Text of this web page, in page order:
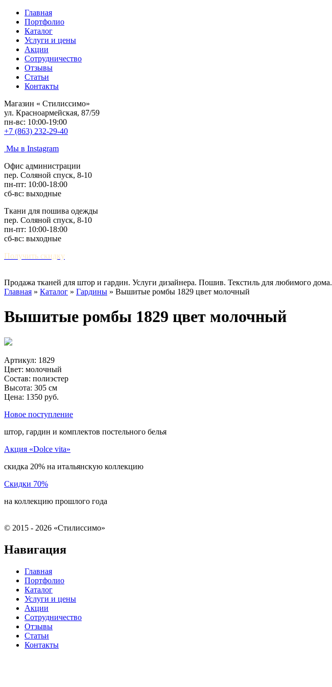
Главная
Портфолио
Каталог
Услуги и цены
Акции
Сотрудничество
Отзывы
Статьи
Контакты
Магазин « Стилиссимо»
ул. Красноармейская, 87/59
пн-вс: 10:00-19:00
+7 (863) 232-29-40
Мы в Instagram
Офис администрации
пер. Соляной спуск, 8-10
пн-пт: 10:00-18:00
сб-вс: выходные
Ткани для пошива одежды
пер. Соляной спуск, 8-10
пн-пт: 10:00-18:00
сб-вс: выходные
Получить скидку
Продажа тканей для штор и гардин. Услуги дизайнера. Пошив. Текстиль для любимого дома.
Главная » Каталог » Гардины » Вышитые ромбы 1829 цвет молочный
Вышитые ромбы 1829 цвет молочный
Артикул: 1829
Цвет: молочный
Состав: полиэстер
Высота: 305 см
Цена: 1350 руб.
Новое поступление
штор, гардин и комплектов постельного белья
Акция «Dolce vita»
скидка 20% на итальянскую коллекцию
Скидки 70%
на коллекцию прошлого года
© 2015 - 2026 «Стилиссимо»
Навигация
Главная
Портфолио
Каталог
Услуги и цены
Акции
Сотрудничество
Отзывы
Статьи
Контакты